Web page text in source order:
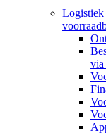
Logistiek
via